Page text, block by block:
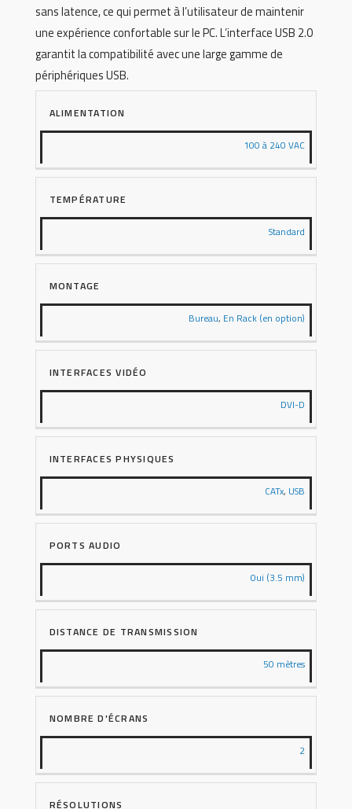
sans latence, ce qui permet à l’utilisateur de maintenir
une expérience confortable sur le PC. L’interface USB 2.0
garantit la compatibilité avec une large gamme de
périphériques USB.
ALIMENTATION
100 à 240 VAC
TEMPÉRATURE
Standard
MONTAGE
Bureau, En Rack (en option)
INTERFACES VIDÉO
DVI-D
INTERFACES PHYSIQUES
CATx, USB
PORTS AUDIO
Oui (3.5 mm)
DISTANCE DE TRANSMISSION
50 mètres
NOMBRE D'ÉCRANS
2
RÉSOLUTIONS